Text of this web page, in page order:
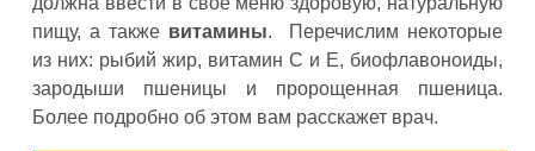
пищу, а также витамины. Перечислим некоторые
из них: рыбий жир, витамин С и Е, биофлавоноиды,
зародыши пшеницы и пророщенная пшеница.
Более подробно об этом вам расскажет врач.